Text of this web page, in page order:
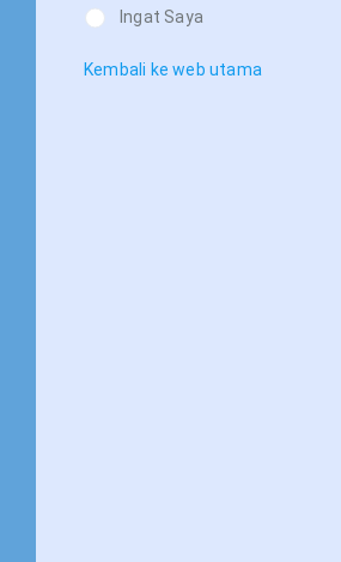
Ingat Saya
Kembali ke web utama